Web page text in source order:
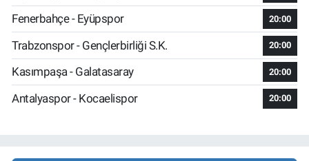
Fenerbahçe - Eyüpspor 20:00
Trabzonspor - Gençlerbirliği S.K. 20:00
Kasımpaşa - Galatasaray 20:00
Antalyaspor - Kocaelispor 20:00